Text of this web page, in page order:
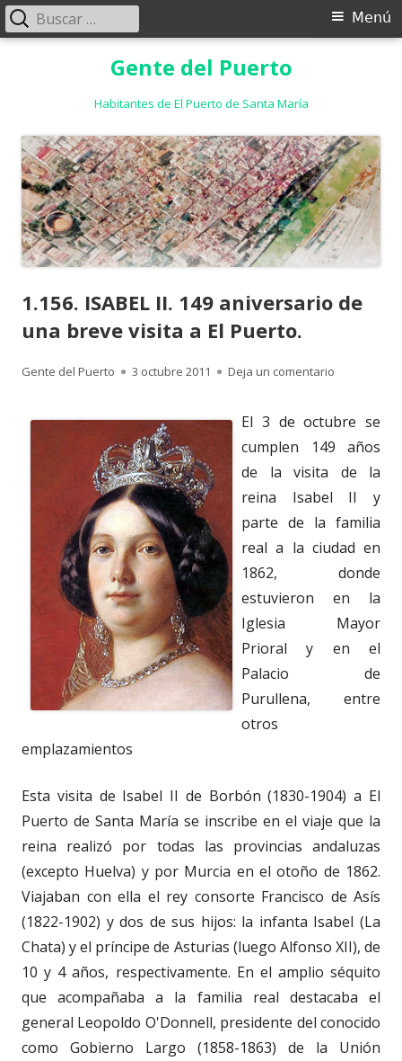
Gente del Puerto
Habitantes de El Puerto de Santa María
Menú
Menú
Buscar:
1.156. ISABEL II. 149 aniversario de
una breve visita a El Puerto.
Autor
Gente del Puerto
Publicado
3 octubre 2011 Deja un comentario
El 3 de octubre se
cumplen 149 años
de la visita de la
reina Isabel II y
parte de la familia
real a la ciudad en
1862, donde
estuvieron en la
Iglesia Mayor
Prioral y en el
Palacio de
Purullena, entre
otros
emplazamientos
Esta visita de Isabel II de Borbón (1830-1904) a El
Puerto de Santa María se inscribe en el viaje que la
reina realizó por todas las provincias andaluzas
(excepto Huelva) y por Murcia en el otoño de 1862.
Viajaban con ella el rey consorte Francisco de Asís
(1822-1902) y dos de sus hijos: la infanta Isabel (La
Chata) y el príncipe de Asturias (luego Alfonso XII), de
10 y 4 años, respectivamente. En el amplio séquito
que acompañaba a la familia real destacaba el
general Leopoldo O'Donnell, presidente del conocido
como Gobierno Largo (1858-1863) de la Unión